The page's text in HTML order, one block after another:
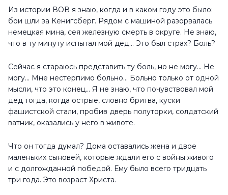
Из истории ВОВ я знаю, когда и в каком году это было:
бои шли за Кенигсберг. Рядом с машиной разорвалась
немецкая мина, сея железную смерть в округе. Не знаю,
что в ту минуту испытал мой дед... Это был страх? Боль?
Сейчас я стараюсь представить ту боль, но не могу... Не
могу... Мне нестерпимо больно... Больно только от одной
мысли, что это конец... Я не знаю, что почувствовал мой
дед тогда, когда острые, словно бритва, куски
фашистской стали, пробив дверь полуторки, солдатский
ватник, оказались у него в животе.
Что он тогда думал? Дома оставались жена и двое
маленьких сыновей, которые ждали его с войны живого
и с долгожданной победой. Ему было всего тридцать
три года. Это возраст Христа.